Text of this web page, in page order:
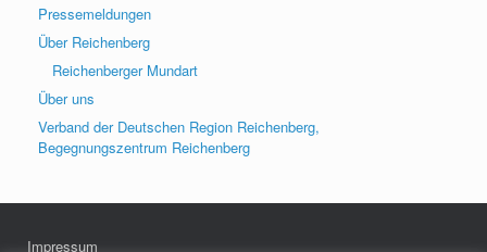
Pressemeldungen
Über Reichenberg
Reichenberger Mundart
Über uns
Verband der Deutschen Region Reichenberg,
Begegnungszentrum Reichenberg
Impressum